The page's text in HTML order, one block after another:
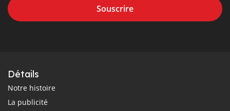
Souscrire
Détails
Notre histoire
La publicité